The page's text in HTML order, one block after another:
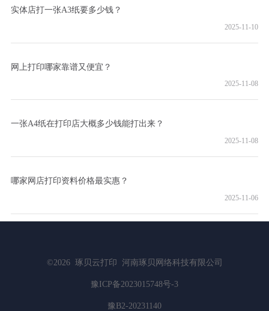
实体店打一张A3纸要多少钱？
2025-11-10
网上打印哪家靠谱又便宜？
2025-11-08
一张A4纸在打印店大概多少钱能打出来？
2025-11-08
哪家网店打印资料价格最实惠？
2025-11-06
©2026 琢贝云打印 河南琢贝网络科技有限公司
豫ICP备2023015748号-3
豫B2-20231140